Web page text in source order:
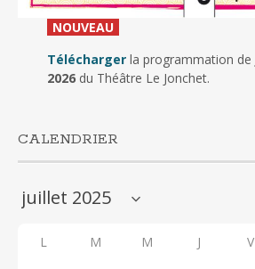
NOUVEAU_
Télécharger la programmation de
2026du Théâtre Le Jonchet.
CALENDRIER
L M M J V